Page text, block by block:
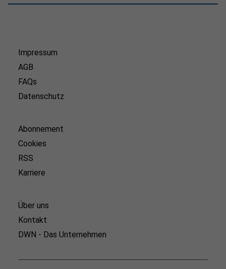
Impressum
AGB
FAQs
Datenschutz
Abonnement
Cookies
RSS
Karriere
Über uns
Kontakt
DWN - Das Unternehmen